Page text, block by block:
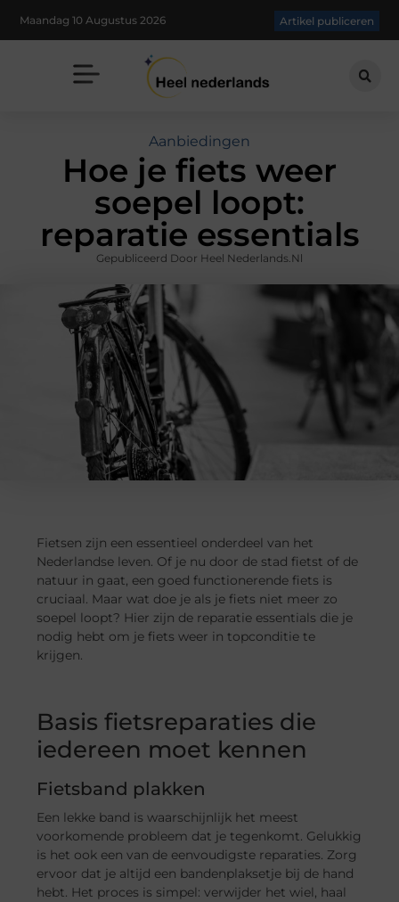
Maandag 10 Augustus 2026 Artikel publiceren
Aanbiedingen
Hoe je fiets weer
soepel loopt:
reparatie essentials
Gepubliceerd Door Heel Nederlands.nl
Fietsen zijn een essentieel onderdeel van het
Nederlandse leven. Of je nu door de stad fietst of de
natuur in gaat, een goed functionerende fiets is
cruciaal. Maar wat doe je als je fiets niet meer zo
soepel loopt? Hier zijn de reparatie essentials die je
nodig hebt om je fiets weer in topconditie te
krijgen.
Basis fietsreparaties die
iedereen moet kennen
Fietsband plakken
Een lekke band is waarschijnlijk het meest
voorkomende probleem dat je tegenkomt. Gelukkig
is het ook een van de eenvoudigste reparaties. Zorg
ervoor dat je altijd een bandenplaksetje bij de hand
hebt. Het proces is simpel: verwijder het wiel, haal